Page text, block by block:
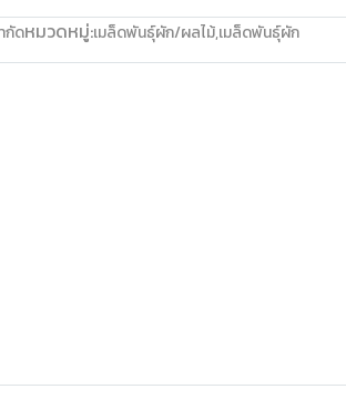
กัดหมวดหมู่:เมล็ดพันธุ์ผัก/ผลไม้,เมล็ดพันธุ์ผัก